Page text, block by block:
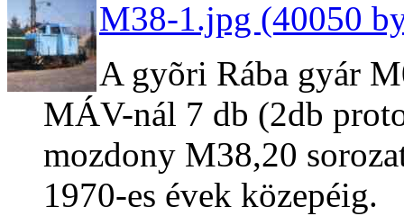
M38-1.jpg (40050
A gyõri Rába gyár
MÁV-nál 7 db (2db
mozdony M38,20
1970-es évek közepéig.